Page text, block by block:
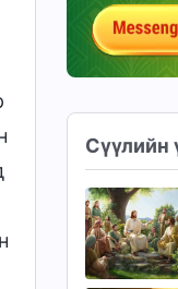
Сүүлийн